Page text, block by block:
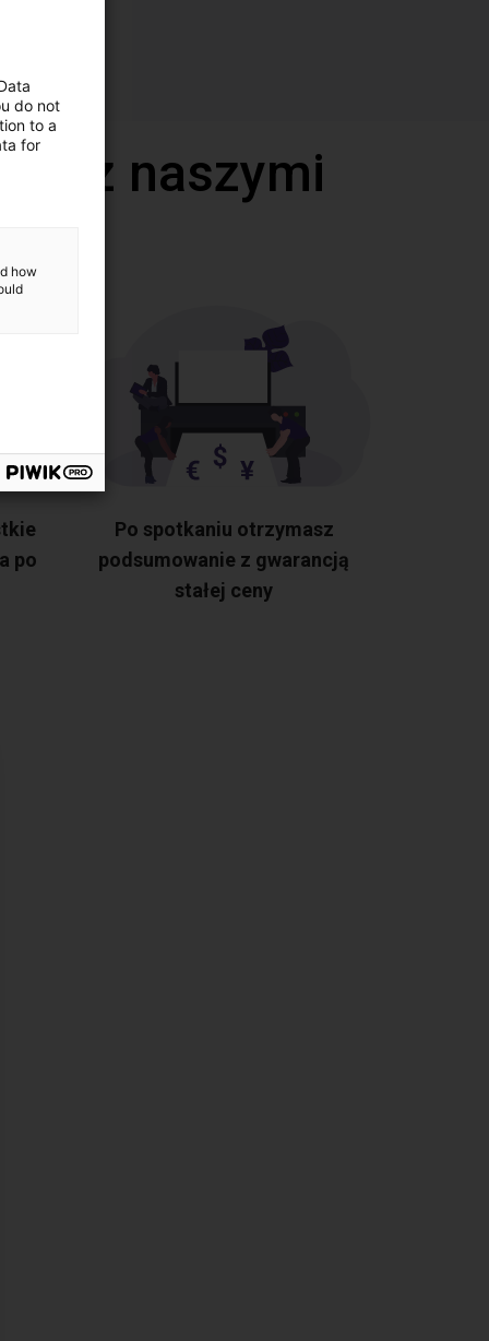
z naszymi
po
Po spotkaniu otrzymasz
podsumowanie z gwarancją
stałej ceny
do not
to a
for
how